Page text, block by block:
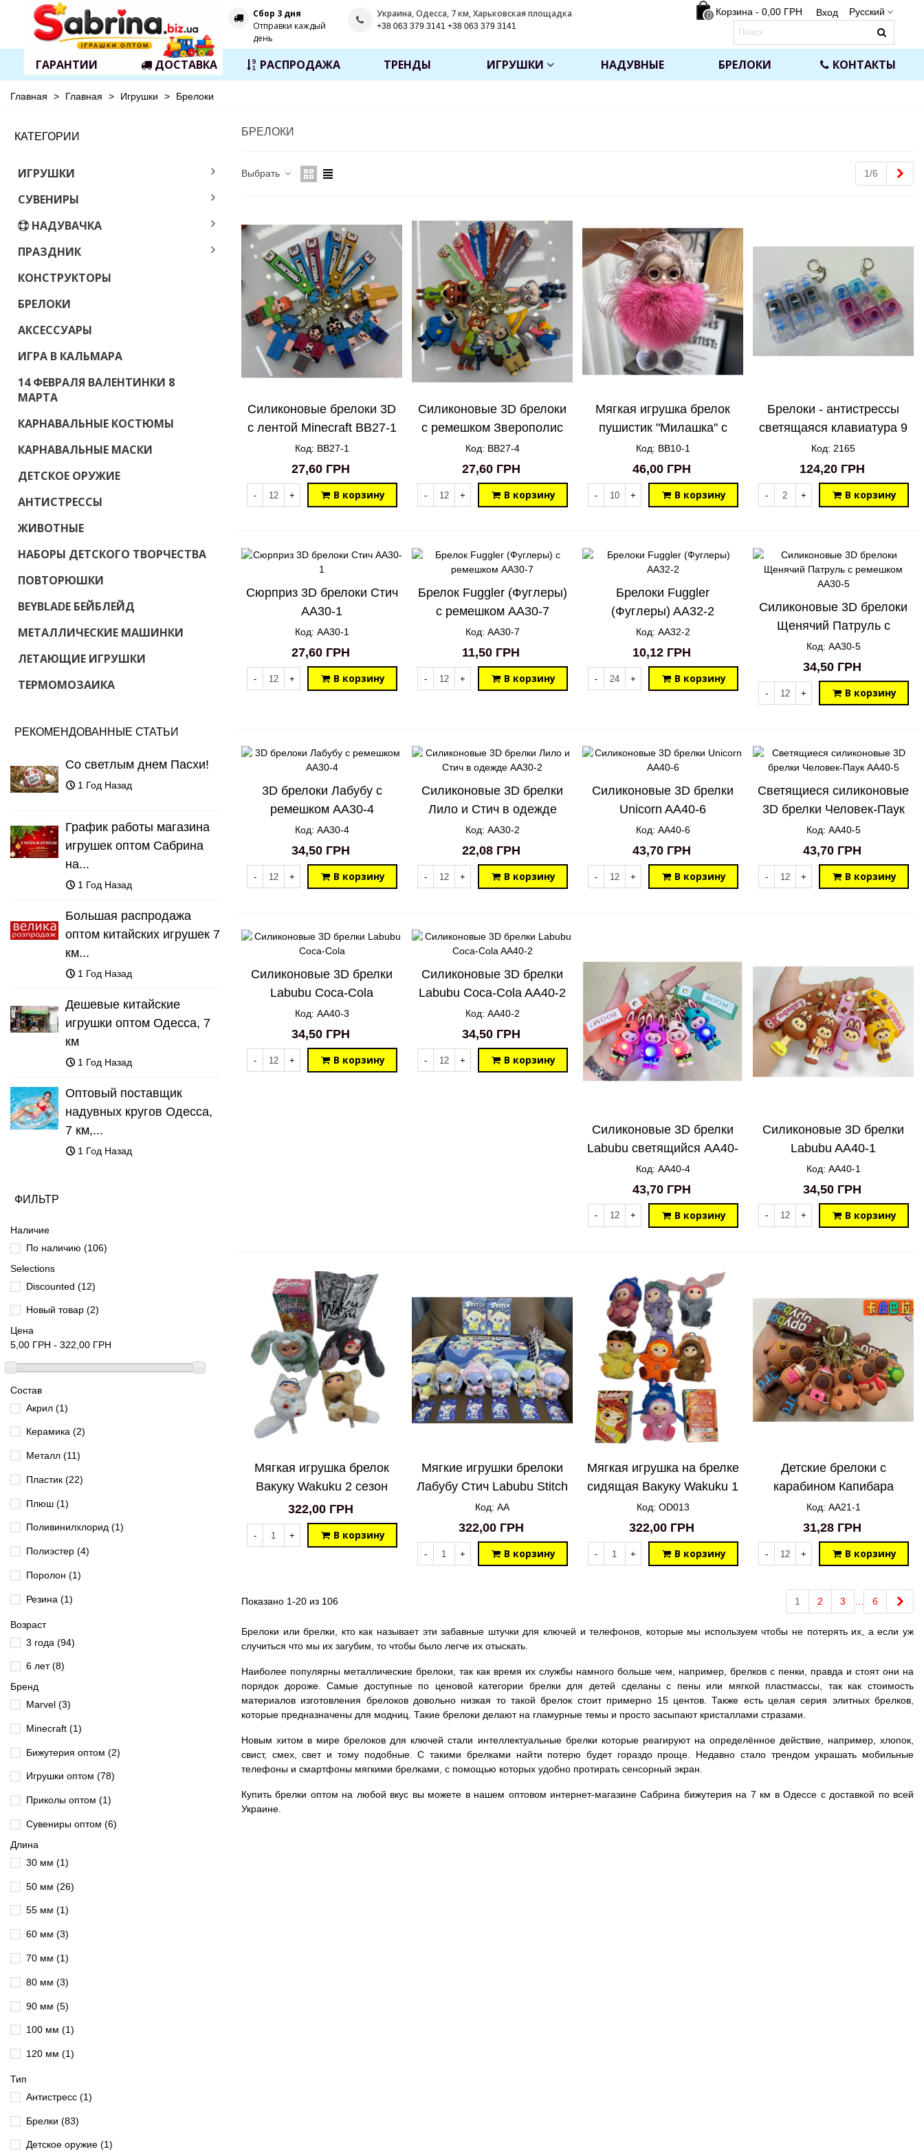
Сбор 3 дня
Отправки каждый
день
Украина, Одесса, 7 км, Харьковская площадка
+38 063 379 3141 +38 063 379 3141
0 Корзина - 0,00 ГРН Вход Русский
ГАРАНТИИ ДОСТАВКА РАСПРОДАЖА ТРЕНДЫ ИГРУШКИ НАДУВНЫЕ БРЕЛОКИ КОНТАКТЫ
Главная > Главная > Игрушки > Брелоки
КАТЕГОРИИ
ИГРУШКИ
СУВЕНИРЫ
НАДУВАЧКА
ПРАЗДНИК
КОНСТРУКТОРЫ
БРЕЛОКИ
АКСЕССУАРЫ
ИГРА В КАЛЬМАРА
14 ФЕВРАЛЯ ВАЛЕНТИНКИ 8
МАРТА
КАРНАВАЛЬНЫЕ КОСТЮМЫ
КАРНАВАЛЬНЫЕ МАСКИ
ДЕТСКОЕ ОРУЖИЕ
АНТИСТРЕССЫ
ЖИВОТНЫЕ
НАБОРЫ ДЕТСКОГО ТВОРЧЕСТВА
ПОВТОРЮШКИ
BEYBLADE БЕЙБЛЕЙД
МЕТАЛЛИЧЕСКИЕ МАШИНКИ
ЛЕТАЮЩИЕ ИГРУШКИ
ТЕРМОМОЗАИКА
РЕКОМЕНДОВАННЫЕ СТАТЬИ
Со светлым днем Пасхи!
1 Год Назад
График работы магазина
игрушек оптом Сабрина
на...
1 Год Назад
Большая распродажа
оптом китайских игрушек 7
км...
1 Год Назад
Дешевые китайские
игрушки оптом Одесса, 7
км
1 Год Назад
Оптовый поставщик
надувных кругов Одесса,
7 км,...
1 Год Назад
ФИЛЬТР
Наличие
По наличию (106)
Selections
Discounted (12)
Новый товар (2)
Цена
5,00 ГРН - 322,00 ГРН
Состав
Акрил (1)
Керамика (2)
Металл (11)
Пластик (22)
Плюш (1)
Поливинилхлорид (1)
Полиэстер (4)
Поролон (1)
Резина (1)
Силикон
Ткань (1)
Возраст
3 года (94)
6 лет(8)
Бренд
Marvel (3)
Minecraft (1)
Бижутерия оптом (2)
Игрушки оптом (78)
Приколы оптом (1)
Сувениры оптом (6)
Длина
30 мм (1)
50 мм (26)
55 мм (1)
60 мм (3)
70 мм (1)
80 мм (3)
90 мм (5)
100 мм (1)
120 мм (1)
170 мм(1)
180 мм(1)
Тип
Антистресс (1)
Брелки (83)
Детское оружие (1)
БРЕЛОКИ
Выбрать 1/6
Силиконовые брелоки 3D
с лентой Minecraft BB27-1
Код: BB27-1
27,60 ГРН
- + В корзину
Силиконовые 3D брелоки
с ремешком Зверополис
Zootropolis BB27-4
Код: BB27-4
27,60 ГРН
- + В корзину
Мягкая игрушка брелок
пушистик "Милашка" с
куколкой
Код: BB10-1
46,00 ГРН
- + В корзину
Брелоки - антистрессы
светящаяся клавиатура 9
клавиш кейкап кликер
Код: 2165
124,20 ГРН
- + В корзину
Сюрприз 3D брелоки Стич
AA30-1
Код: AA30-1
27,60 ГРН
- + В корзину
Брелок Fuggler (Фуглеры)
с ремешком AA30-7
Код: AA30-7
11,50 ГРН
- + В корзину
Брелоки Fuggler
(Фуглеры) AA32-2
Код: AA32-2
10,12 ГРН
- + В корзину
Силиконовые 3D брелоки
Щенячий Патруль с
ремешком AA30-5
Код: AA30-5
34,50 ГРН
- + В корзину
3D брелоки Лабубу с
ремешком AA30-4
Код: AA30-4
34,50 ГРН
- + В корзину
Силиконовые 3D брелки
Лило и Стич в одежде
AA30-2
Код: AA30-2
22,08 ГРН
- + В корзину
Силиконовые 3D брелки
Unicorn AA40-6
Код: AA40-6
43,70 ГРН
- + В корзину
Светящиеся силиконовые
3D брелки Человек-Паук
AA40-5
Код: AA40-5
43,70 ГРН
- + В корзину
Силиконовые 3D брелки
Labubu Coca-Cola
Код: AA40-3
34,50 ГРН
- + В корзину
Силиконовые 3D брелки
Labubu Coca-Cola AA40-2
Код: AA40-2
34,50 ГРН
- + В корзину
Силиконовые 3D брелки
Labubu светящийся AA40-
4
Код: AA40-4
43,70 ГРН
- + В корзину
Силиконовые 3D брелки
Labubu AA40-1
Код: AA40-1
34,50 ГРН
- + В корзину
Мягкая игрушка брелок
Вакуку Wakuku 2 сезон
322,00 ГРН
- + В корзину
Мягкие игрушки брелоки
Лабубу Стич Labubu Stitch
Код: AA
322,00 ГРН
- + В корзину
Мягкая игрушка на брелке
сидящая Вакуку Wakuku 1
сезон
Код: OD013
322,00 ГРН
- + В корзину
Детские брелоки с
карабином Капибара
AA21-1
Код: AA21-1
31,28 ГРН
- + В корзину
Показано 1-20 из 106 1 2 3 … 6
Брелоки или брелки, кто как называет эти забавные штучки для ключей и телефонов, которые мы используем чтобы не потерять их, а если уж
случиться что мы их загубим, то чтобы было легче их отыскать.
Наиболее популярны металлические брелоки, так как время их службы намного больше чем, например, брелков с пенки, правда и стоят они на
порядок дороже. Самые доступные по ценовой категории брелки для детей сделаны с пены или мягкой пластмассы, так как стоимость
материалов изготовления брелоков довольно низкая то такой брелок стоит примерно 15 центов. Также есть целая серия элитных брелков,
которые предназначены для модниц. Такие брелоки делают на гламурные темы и просто засыпают кристаллами стразами.
Новым хитом в мире брелоков для ключей стали интеллектуальные брелки которые реагируют на определённое действие, например, хлопок,
свист, смех, свет и тому подобные. С такими брелками найти потерю будет гораздо проще. Недавно стало трендом украшать мобильные
телефоны и смартфоны мягкими брелками, с помощью которых удобно протирать сенсорный экран.
Купить брелки оптом на любой вкус вы можете в нашем оптовом интернет-магазине Сабрина бижутерия на 7 км в Одессе с доставкой по всей
Украине.